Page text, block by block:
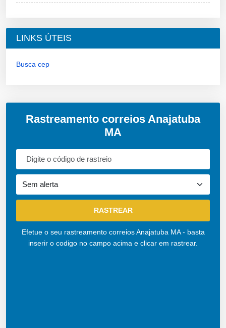
LINKS ÚTEIS
Busca cep
Rastreamento correios Anajatuba
MA
Efetue o seu rastreamento correios Anajatuba MA - basta
inserir o codigo no campo acima e clicar em rastrear.